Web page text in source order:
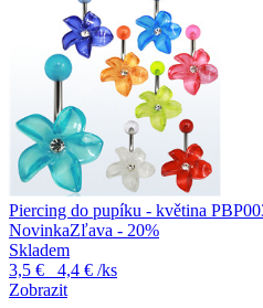
Piercing do pupíku - květina
NovinkaZľava - 20%
Skladem
3,5 €
4,4 € /ks
Zobrazit